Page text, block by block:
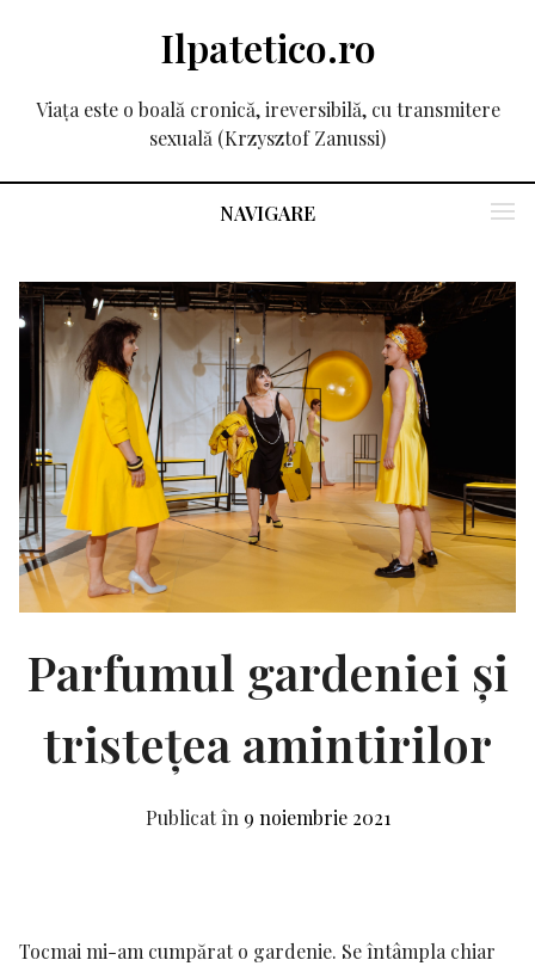
Ilpatetico.ro
Viața este o boală cronică, ireversibilă, cu transmitere
sexuală (Krzysztof Zanussi)
NAVIGARE
Parfumul gardeniei și
tristețea amintirilor
Publicat în 9 noiembrie 2021
Tocmai mi-am cumpărat o gardenie. Se întâmpla chiar